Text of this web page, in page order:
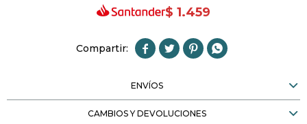
$ 1.459
   
ENVÍOS
CAMBIOS Y DEVOLUCIONES